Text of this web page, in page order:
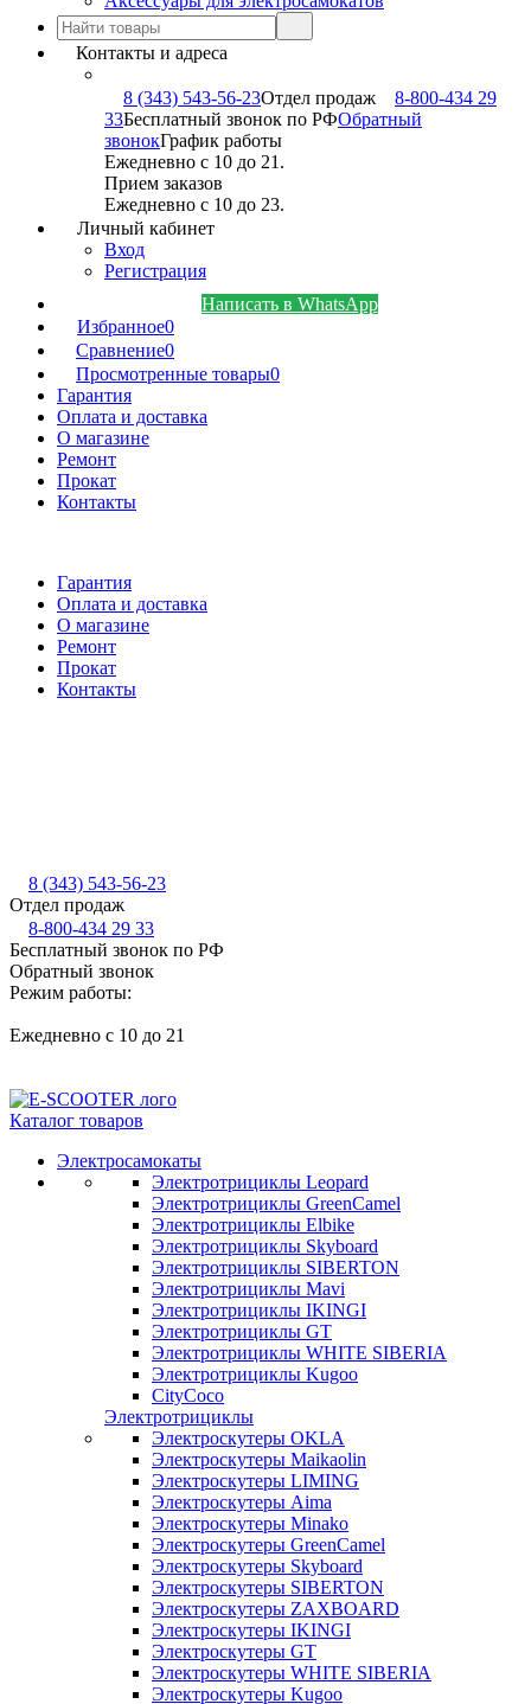
Контакты и адреса
8 (343) 543-56-23Отдел продаж
8-800-434 29
33Бесплатный звонок по РФОбратный
звонокГрафик работы
Ежедневно с 10 до 21.
Прием заказов
Ежедневно с 10 до 23.
Личный кабинет
Вход
Регистрация
Написать в WhatsApp
Избранное0
Сравнение0
Просмотренные товары0
Гарантия
Оплата и доставка
О магазине
Ремонт
Прокат
Контакты
Гарантия
Оплата и доставка
О магазине
Ремонт
Прокат
Контакты
8 (343) 543-56-23
Отдел продаж
8-800-434 29 33
Бесплатный звонок по РФ
Обратный звонок
Режим работы:
Ежедневно с 10 до 21
Каталог товаров
Электросамокаты
Электротрициклы Leopard
Электротрициклы GreenCamel
Электротрициклы Elbike
Электротрициклы Skyboard
Электротрициклы SIBERTON
Электротрициклы Mavi
Электротрициклы IKINGI
Электротрициклы GT
Электротрициклы WHITE SIBERIA
Электротрициклы Kugoo
CityCoco
Электротрициклы
Электроскутеры OKLA
Электроскутеры Maikaolin
Электроскутеры LIMING
Электроскутеры Aima
Электроскутеры Minako
Электроскутеры GreenCamel
Электроскутеры Skyboard
Электроскутеры SIBERTON
Электроскутеры ZAXBOARD
Электроскутеры IKINGI
Электроскутеры GT
Электроскутеры WHITE SIBERIA
Электроскутеры Kugoo